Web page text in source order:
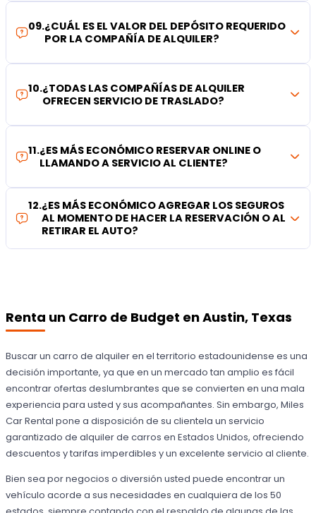
09.¿CUÁL ES EL VALOR DEL DEPÓSITO REQUERIDO
POR LA COMPAÑÍA DE ALQUILER?
10.¿TODAS LAS COMPAÑÍAS DE ALQUILER
OFRECEN SERVICIO DE TRASLADO?
11.¿ES MÁS ECONÓMICO RESERVAR ONLINE O
LLAMANDO A SERVICIO AL CLIENTE?
12.¿ES MÁS ECONÓMICO AGREGAR LOS SEGUROS
AL MOMENTO DE HACER LA RESERVACIÓN O AL
RETIRAR EL AUTO?
Renta un Carro de Budget en Austin, Texas
Buscar un carro de alquiler en el territorio estadounidense es una
decisión importante, ya que en un mercado tan amplio es fácil
encontrar ofertas deslumbrantes que se convierten en una mala
experiencia para usted y sus acompañantes. Sin embargo, Miles
Car Rental pone a disposición de su clientela un servicio
garantizado de alquiler de carros en Estados Unidos, ofreciendo
descuentos y tarifas imperdibles y un excelente servicio al cliente.
Bien sea por negocios o diversión usted puede encontrar un
vehículo acorde a sus necesidades en cualquiera de los 50